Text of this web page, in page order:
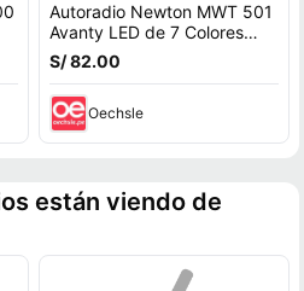
Autoradio Newton MWT 501
Avanty LED de 7 Colores
Extraíble FM SD BT
S/ 82.00
Oechsle
están viendo de